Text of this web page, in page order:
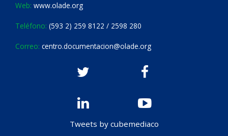
Web: www.olade.org
Teléfono: (593 2) 259 8122 / 2598 280
Correo: centro.documentacion@olade.org
Tweets by cubemediaco